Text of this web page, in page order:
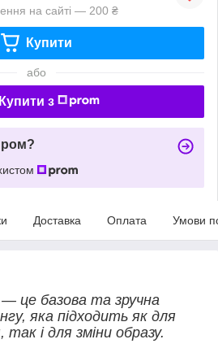
на сайті — 200 ₴
Купити
або
Купити з
Доставка Оплата Умови
це базова та зручна
яка підходить як для
і для зміни образу.